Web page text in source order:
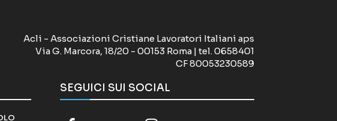
Acli - Associazioni Cristiane Lavoratori Italiani aps
Via G. Marcora, 18/20 - 00153 Roma | tel. 0658401
CF 80053230589
SEGUICI SUI SOCIAL